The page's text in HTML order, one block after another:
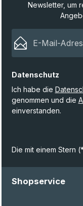
Newsletter, um
Datenschutz
Ich habe die
genommen und die
einverstanden.
Die mit einem Stern
Shopservice